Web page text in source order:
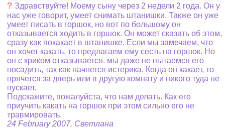
? Здравствуйте! Моему сыну через 2 недели 2 года. Он у
нас уже говорит, умеет снимать штанишки. Также он уже
умеет писать в горшок, но вот по большому он
отказывается ходить в горшок. Он может сказать об этом,
сразу как покакает в штанишке. Если мы замечаем, что
он хочет какать, то предлагаем ему сесть на горшок. Но
он с криком отказывается. мы даже не пытаемся его
посадить, так как начнется истерика. Когда он какает, то
прячется за дверь или в другую комнату и никого туда не
пускает.
Подскажите, пожалуйста, что нам делать. Как его
приучить какать на горшок при этом сильно его не
травмировать.
24 February 2007, Светлана